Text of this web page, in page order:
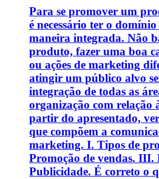
Para se promover um
é necessário ter o
maneira integrada. Não
produto, fazer uma boa
ou ações de marketing
atingir um público alvo
integração de todas as
organização com relação
partir do apresentado,
que compõem a
marketing. I. Tipos de
Promoção de vendas.
Publicidade. É correto o